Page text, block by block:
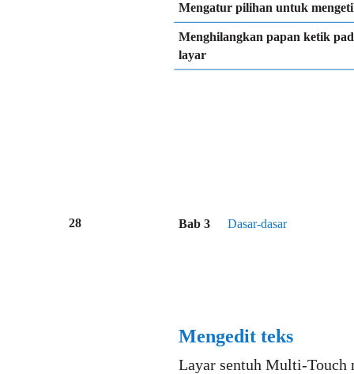
Mengatur pilihan untuk
Menghilangkan papan ketik
layar
28 Bab 3 Dasar-dasar
Mengedit teks
Layar sentuh Multi-Touch